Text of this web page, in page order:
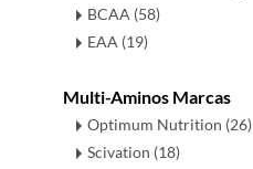
BCAA (58)
EAA (19)
Multi-Aminos Marcas
Optimum Nutrition (26)
Scivation (18)